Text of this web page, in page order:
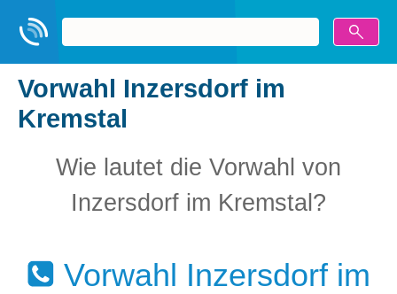
Vorwahl Inzersdorf im
Kremstal
Wie lautet die Vorwahl von
Inzersdorf im Kremstal?
Vorwahl Inzersdorf im